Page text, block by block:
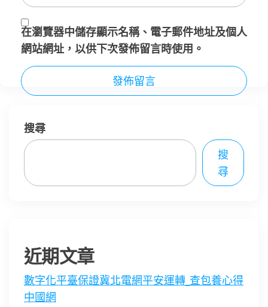
在瀏覽器中儲存顯示名稱、電子郵件地址及個人
網站網址，以供下次發佈留言時使用。
搜尋
搜
尋
近期文章
數字化平臺保證冀北電網平安運轉_查包養心得
中國網